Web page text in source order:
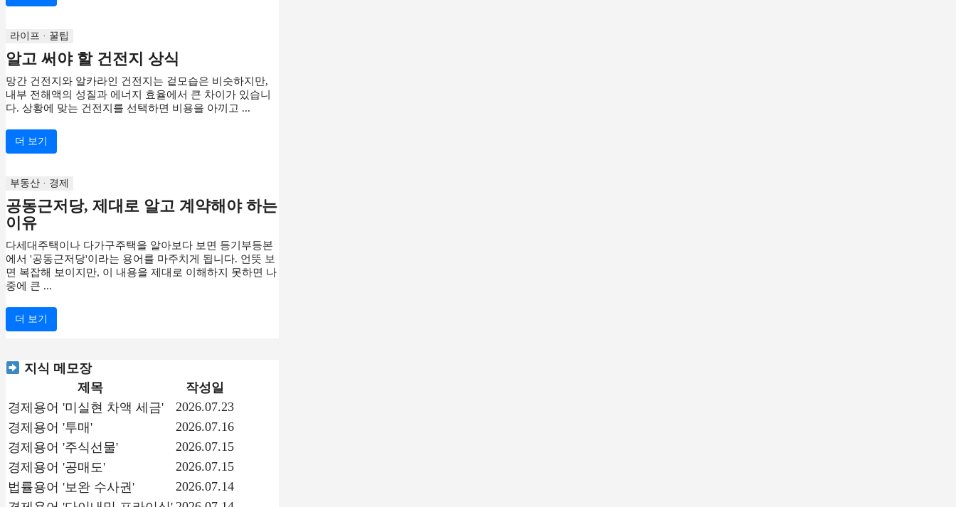
라이프 · 꿀팁
알고 써야 할 건전지 상식
망간 건전지와 알카라인 건전지는 겉모습은 비슷하지만,
내부 전해액의 성질과 에너지 효율에서 큰 차이가 있습니
다. 상황에 맞는 건전지를 선택하면 비용을 아끼고 ...
더 보기
부동산 · 경제
공동근저당, 제대로 알고 계약해야 하는
이유
다세대주택이나 다가구주택을 알아보다 보면 등기부등본
에서 '공동근저당'이라는 용어를 마주치게 됩니다. 언뜻 보
면 복잡해 보이지만, 이 내용을 제대로 이해하지 못하면 나
중에 큰 ...
더 보기
지식 메모장
제목
작성일
경제용어 '미실현 차액 세금'
2026.07.23
경제용어 '투매'
2026.07.16
경제용어 '주식선물'
2026.07.15
경제용어 '공매도'
2026.07.15
법률용어 '보완 수사권'
2026.07.14